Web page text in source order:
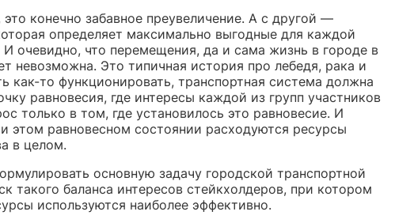
конечно забавное преувеличение. А с другой —
определяет максимально выгодные для каждой
очевидно, что перемещения, да и сама жизнь в городе в
невозможна. Это типичная история про лебедя, рака и
как-то функционировать, транспортная система должна
равновесия, где интересы каждой из групп участников
только в том, где установилось это равновесие. И
этом равновесном состоянии расходуются ресурсы
в целом.
основную задачу городской транспортной
такого баланса интересов стейкхолдеров, при котором
используются наиболее эффективно.